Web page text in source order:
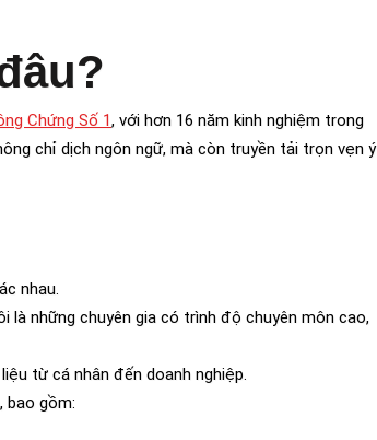
Chứng Số 1, với hơn 16 năm kinh nghiệm trong
chỉ dịch ngôn ngữ, mà còn truyền tải trọn vẹn ý
nhau.
là những chuyên gia có trình độ chuyên môn cao,
từ cá nhân đến doanh nghiệp.
bao gồm: